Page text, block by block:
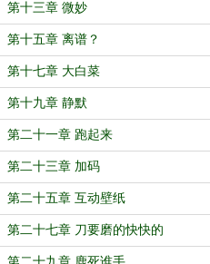
第十三章 微妙
第十五章 离谱？
第十七章 大白菜
第十九章 静默
第二十一章 跑起来
第二十三章 加码
第二十五章 互动壁纸
第二十七章 刀要磨的快快的